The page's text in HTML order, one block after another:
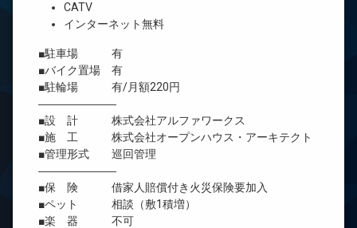
CATV
インターネット無料
■駐車場 有
■バイク置場 有
■駐輪場 有/月額220円
―――――――
■設 計 株式会社アルファワークス
■施 工 株式会社オープンハウス・アーキテクト
■管理形式 巡回管理
―――――――
■保 険 借家人賠償付き火災保険要加入
■ペット 相談（敷1積増）
■楽 器 不可